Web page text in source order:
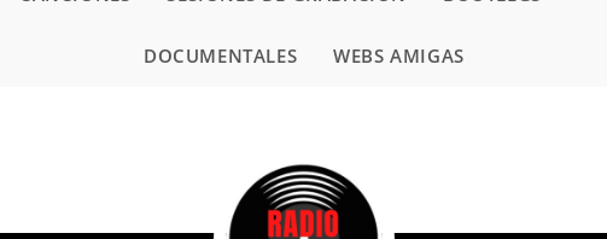
DOCUMENTALES WEBS AMIGAS